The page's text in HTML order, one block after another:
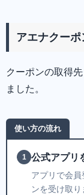
アエナクー
クーポンの取得
ました。
使い方の流れ
1 公式アプリ
アプリで会
ンを受け取り